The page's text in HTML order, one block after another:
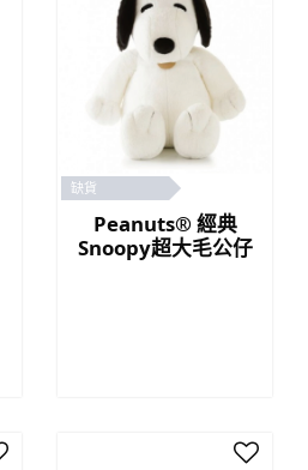
缺貨
Peanuts® 經典
Snoopy超大毛公仔